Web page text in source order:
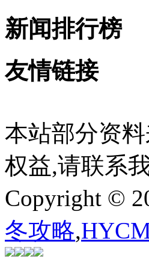
新闻排行榜
友情链接
本站部分资
权益,请联系
Copyright ©
冬攻略,